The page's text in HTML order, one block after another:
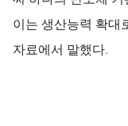
이는 생산능력 확대
자료에서 말했다.